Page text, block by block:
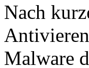
Nach
Malware